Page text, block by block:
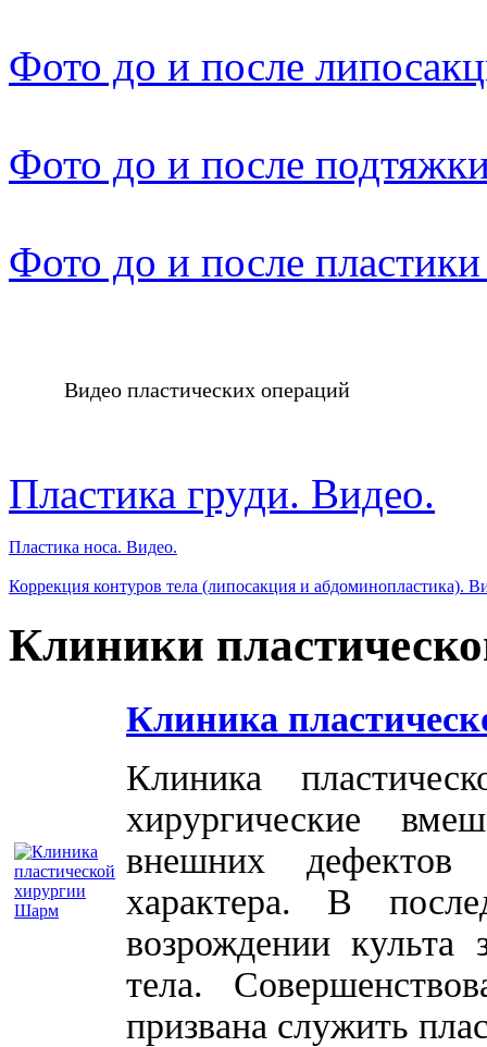
Фото до и после
Фото до и после
Фото до и после
Видео пластических операций
Пластика груди. Видео.
Пластика носа. Видео.
Коррекция контуров тела (липосакция и абдоминопластика).
Клиники
Клиника
Клиника
хирургические
внешних дефектов
характера. В
возрождении культа
тела.
призвана служить